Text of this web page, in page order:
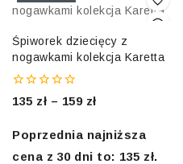
Śpiworek dziecięcy z
nogawkami kolekcja Karetta
0
5
135 zł – 159 zł
Poprzednia najniższa
cena z 30 dni to: 135 zł.